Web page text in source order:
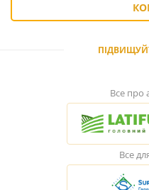
Все про
Все